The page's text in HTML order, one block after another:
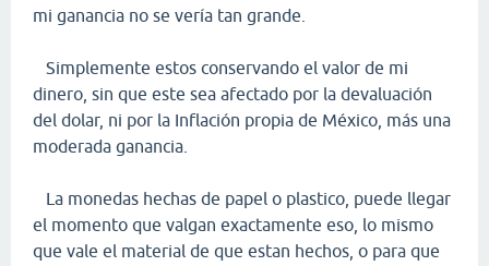
mi ganancia no se vería tan grande.
Simplemente estos conservando el valor de mi
dinero, sin que este sea afectado por la devaluación
del dolar, ni por la Inflación propia de México, más una
moderada ganancia.
La monedas hechas de papel o plastico, puede llegar
el momento que valgan exactamente eso, lo mismo
que vale el material de que estan hechos, o para que